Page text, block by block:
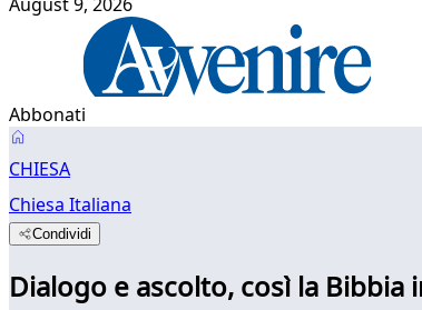
Abbonati
CHIESA
Chiesa Italiana
Condividi
Dialogo e ascolto, così la Bibbia